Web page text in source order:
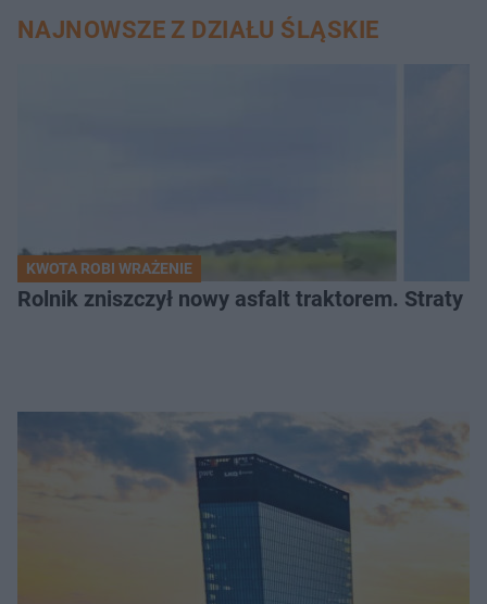
NAJNOWSZE Z DZIAŁU ŚLĄSKIE
KWOTA ROBI WRAŻENIE
Rolnik zniszczył nowy asfalt traktorem. Straty